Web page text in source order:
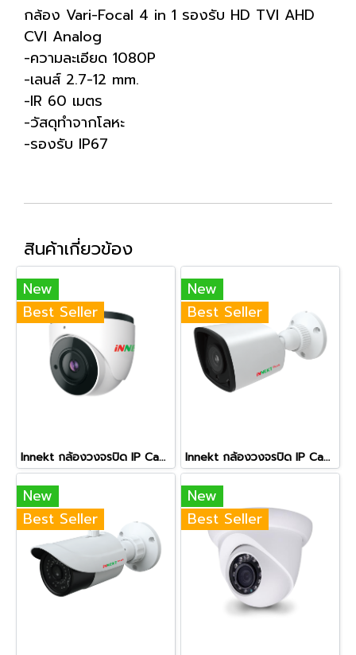
กล้อง Vari-Focal 4 in 1 รองรับ HD TVI AHD
CVI Analog
-ความละเอียด 1080P
-เลนส์ 2.7-12 mm.
-IR 60 เมตร
-วัสดุทำจากโลหะ
-รองรับ IP67
สินค้าเกี่ยวข้อง
New
Best Seller
Innekt กล้องวงจรปิด IP Camera 5 ล้านพิกเซล รุ่นZTMR5033
New
Best Seller
Innekt กล้องวงจรปิด IP Camera 5 ล้านพิกเซล รุ่นZTMI5023
New
Best Seller
New
Best Seller